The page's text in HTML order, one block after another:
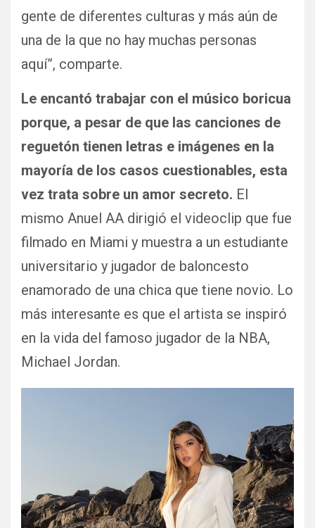
gente de diferentes culturas y más aún de
una de la que no hay muchas personas
aquí”, comparte.
Le encantó trabajar con el músico boricua
porque, a pesar de que las canciones de
reguetón tienen letras e imágenes en la
mayoría de los casos cuestionables, esta
vez trata sobre un amor secreto. El
mismo Anuel AA dirigió el videoclip que fue
filmado en Miami y muestra a un estudiante
universitario y jugador de baloncesto
enamorado de una chica que tiene novio. Lo
más interesante es que el artista se inspiró
en la vida del famoso jugador de la NBA,
Michael Jordan.